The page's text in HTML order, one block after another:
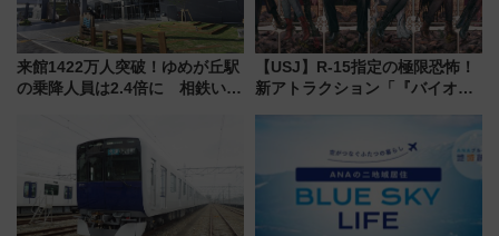
来館1422万人突破！ゆめが丘駅
の乗降人員は2.4倍に 相鉄いず
マンが登場
【USJ】R-15指定の極限恐怖！
新アトラクション「『バイオハ
怖に泣き叫べ―